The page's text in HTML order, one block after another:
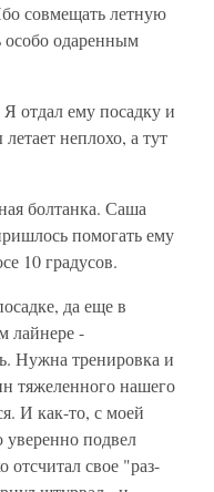
совмещать летную
особо одаренным
отдал ему посадку и
неплохо, а тут
болтанка. Саша
помогать ему
10 градусов.
да еще в
лайнере -
Нужна тренировка и
тяжеленного нашего
И как-то, с моей
подвел
отсчитал свое "раз-